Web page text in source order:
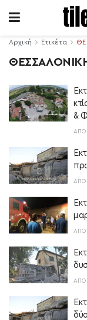
Αρχική Ετικέτα
&
ΑΠΌ
ΑΠΌ
ΑΠΌ
ΑΠΌ